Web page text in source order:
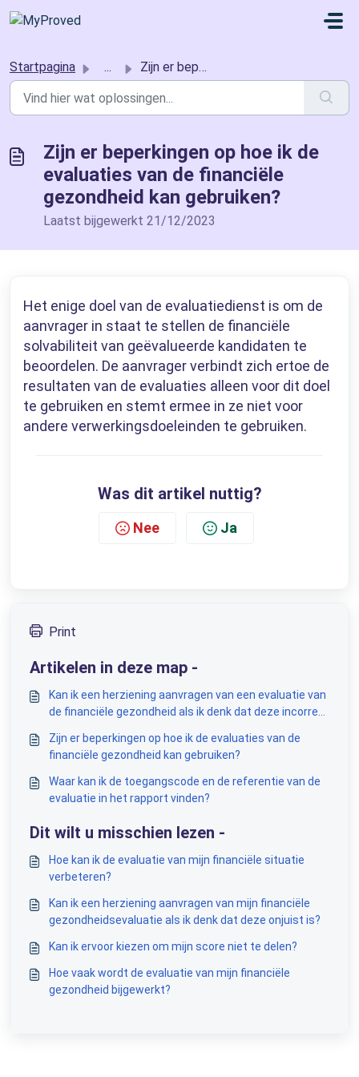
Startpagina ... Zijn er beperkingen op hoe ik de evaluaties van de financ...
Zijn er beperkingen op hoe ik de
evaluaties van de financiële
gezondheid kan gebruiken?
Laatst bijgewerkt 21/12/2023
Het enige doel van de evaluatiedienst is om de
aanvrager in staat te stellen de financiële
solvabiliteit van geëvalueerde kandidaten te
beoordelen. De aanvrager verbindt zich ertoe de
resultaten van de evaluaties alleen voor dit doel
te gebruiken en stemt ermee in ze niet voor
andere verwerkingsdoeleinden te gebruiken.
Was dit artikel nuttig?
Nee Ja
Print
Artikelen in deze map -
Kan ik een herziening aanvragen van een evaluatie van
de financiële gezondheid als ik denk dat deze incorrect
Zijn er beperkingen op hoe ik de evaluaties van de
financiële gezondheid kan gebruiken?
Waar kan ik de toegangscode en de referentie van de
evaluatie in het rapport vinden?
Dit wilt u misschien lezen -
Hoe kan ik de evaluatie van mijn financiële situatie
verbeteren?
Kan ik een herziening aanvragen van mijn financiële
gezondheidsevaluatie als ik denk dat deze onjuist is?
Kan ik ervoor kiezen om mijn score niet te delen?
Hoe vaak wordt de evaluatie van mijn financiële
gezondheid bijgewerkt?